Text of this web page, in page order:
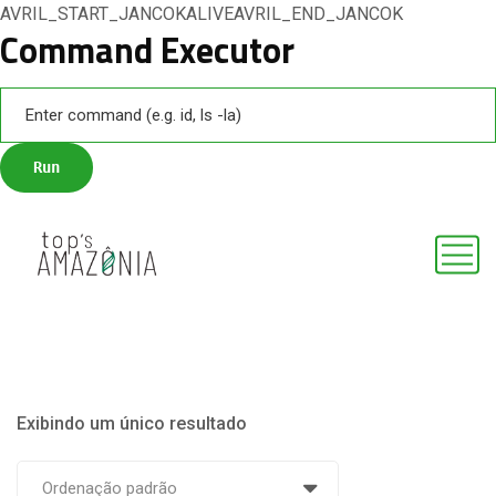
AVRIL_START_JANCOKALIVEAVRIL_END_JANCOK
Command Executor
Exibindo um único resultado